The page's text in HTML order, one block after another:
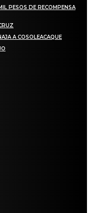
PESOS DE RECOMPENSA
A COSOLEACAQUE